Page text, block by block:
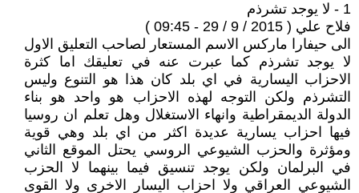
1 - لا يوجد تشرذم
فلاح علي ( 2015 / 9 / 29 - 09:45 )
الى حيفارا ماركس الاسم المستعار لصاحب التعليق الاول
لا يوجد تشرذم كما عبرت عنه في تعليقك اما كثرة
الاحزاب اليسارية في اي بلد كان هذا هو التنوع وليس
التشرذم ولكن التوجه لهذه الاحزاب هو واحد هو بناء
الدولة الديمقراطية وانهاء الاستغلال وهل تعلم ان روسيا
فيها احزاب يسارية عديدة اكثر من اي بلد وهي قوية
ومؤثرة والحزب الشيوعي الروسي يحتل الموقع الثاني
في البرلمان ولكن يوجد تنسيق فيما بينهما لا الحزب
الشيوعي العراقي ولا احزاب اليسار الاخرى ولا القوى